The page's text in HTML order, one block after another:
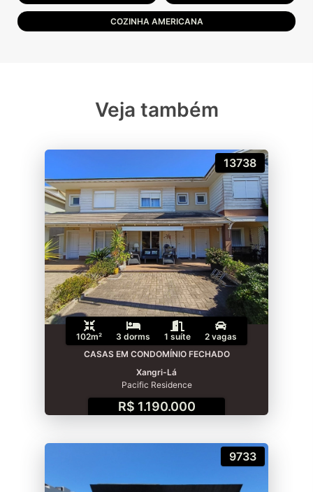
COZINHA AMERICANA
Veja também
13738
102m² 3 dorms 1 suíte
2 vagas
CASAS EM CONDOMÍNIO FECHADO
Xangri-Lá
Pacific Residence
R$ 1.190.000
9733